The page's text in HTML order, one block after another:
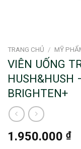
TRANG CHỦ / MỸ
VIÊN UỐNG
HUSH&HUSH
BRIGHTEN+
1.950.000 ₫